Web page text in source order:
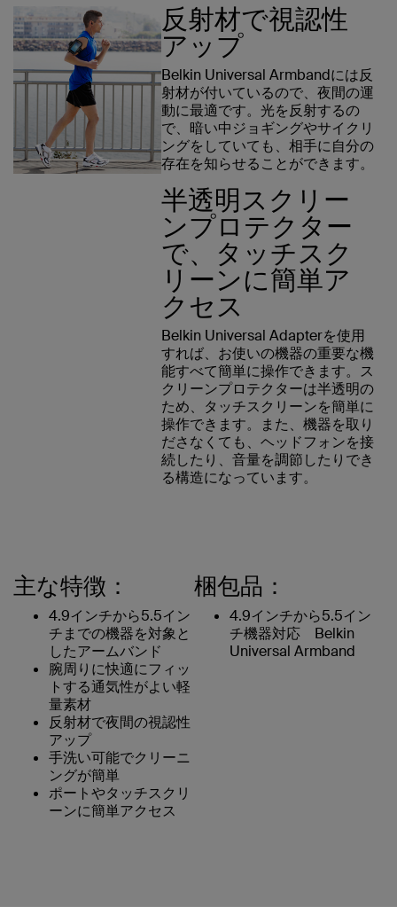
反射材で視認性
アップ
Belkin Universal Armbandには反
射材が付いているので、夜間の運
動に最適です。光を反射するの
で、暗い中ジョギングやサイクリ
ングをしていても、相手に自分の
存在を知らせることができます。
半透明スクリー
ンプロテクター
で、タッチスク
リーンに簡単ア
クセス
Belkin Universal Adapterを使用
すれば、お使いの機器の重要な機
能すべて簡単に操作できます。ス
クリーンプロテクターは半透明の
ため、タッチスクリーンを簡単に
操作できます。また、機器を取り
ださなくても、ヘッドフォンを接
続したり、音量を調節したりでき
る構造になっています。
主な特徴：
4.9インチから5.5イン
チまでの機器を対象と
したアームバンド
腕周りに快適にフィッ
トする通気性がよい軽
量素材
反射材で夜間の視認性
アップ
手洗い可能でクリーニ
ングが簡単
ポートやタッチスクリ
ーンに簡単アクセス
梱包品：
4.9インチから5.5イン
チ機器対応 Belkin
Universal Armband